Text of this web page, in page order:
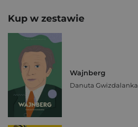
Kup w zestawie
Wajnberg
Danuta Gwizdalanka